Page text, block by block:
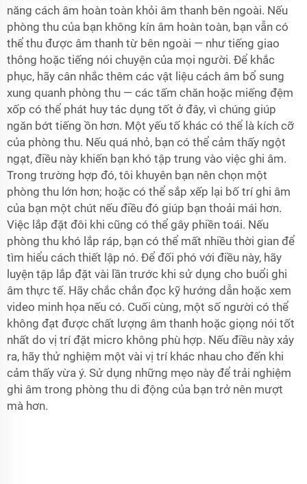
năng cách âm hoàn toàn khỏi âm thanh bên ngoài. Nếu
phòng thu của bạn không kín âm hoàn toàn, bạn vẫn có
thể thu được âm thanh từ bên ngoài — như tiếng giao
thông hoặc tiếng nói chuyện của mọi người. Để khắc
phục, hãy cân nhắc thêm các vật liệu cách âm bổ sung
xung quanh phòng thu — các tấm chăn hoặc miếng đệm
xốp có thể phát huy tác dụng tốt ở đây, vì chúng giúp
ngăn bớt tiếng ồn hơn. Một yếu tố khác có thể là kích cỡ
của phòng thu. Nếu quá nhỏ, bạn có thể cảm thấy ngột
ngạt, điều này khiến bạn khó tập trung vào việc ghi âm.
Trong trường hợp đó, tôi khuyên bạn nên chọn một
phòng thu lớn hơn; hoặc có thể sắp xếp lại bố trí ghi âm
của bạn một chút nếu điều đó giúp bạn thoải mái hơn.
Việc lắp đặt đôi khi cũng có thể gây phiền toái. Nếu
phòng thu khó lắp ráp, bạn có thể mất nhiều thời gian để
tìm hiểu cách thiết lập nó. Để đối phó với điều này, hãy
luyện tập lắp đặt vài lần trước khi sử dụng cho buổi ghi
âm thực tế. Hãy chắc chắn đọc kỹ hướng dẫn hoặc xem
video minh họa nếu có. Cuối cùng, một số người có thể
không đạt được chất lượng âm thanh hoặc giọng nói tốt
nhất do vị trí đặt micro không phù hợp. Nếu điều này xảy
ra, hãy thử nghiệm một vài vị trí khác nhau cho đến khi
cảm thấy vừa ý. Sử dụng những mẹo này để trải nghiệm
ghi âm trong phòng thu di động của bạn trở nên mượt
mà hơn.